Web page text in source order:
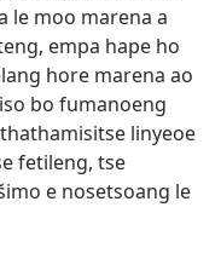
le moo marena a
empa hape ho
hore marena ao
bo fumanoeng
linyeoe
fetileng, tse
e nosetsoang le